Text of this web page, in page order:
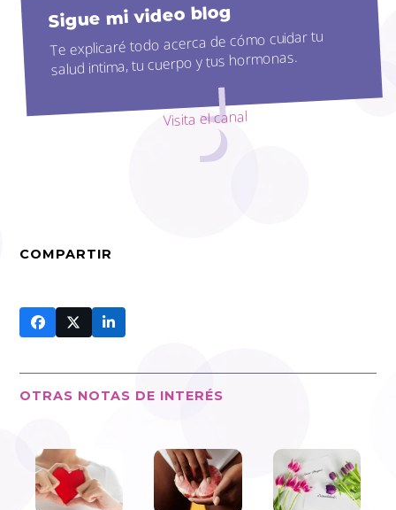
Sigue mi video blog
Te explicaré todo acerca de cómo cuidar tu
salud intima, tu cuerpo y tus hormonas.
Visita el canal
COMPARTIR
OTRAS NOTAS DE INTERÉS